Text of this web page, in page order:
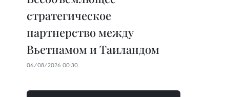
стратегическое
партнерство между
Вьетнамом и Таиландом
06/08/2026 00:30